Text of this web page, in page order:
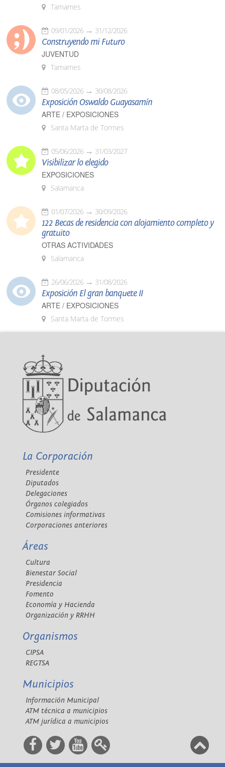
Tamames
09/01/2026 31/12/2026
Construyendo mi Futuro
JUVENTUD
Tamames
08/05/2026 30/08/2026
Exposición Oswaldo Guayasamín
ARTE / EXPOSICIONES
Santa Marta de Tormes
05/06/2026 31/03/2027
Visibilizar lo elegido
EXPOSICIONES
Salamanca
01/07/2026 30/09/2026
122 Becas de residencia con alojamiento completo y
gratuito
OTRAS ACTIVIDADES
Salamanca
26/06/2026 31/08/2026
Exposición El gran banquete II
ARTE / EXPOSICIONES
Santa Marta de Tormes
La Corporación
Presidente
Diputados
Delegaciones
Órganos colegiados
Comisiones informativas
Corporaciones anteriores
Áreas
Cultura
Bienestar Social
Presidencia
Fomento
Economía y Hacienda
Organización y RRHH
Organismos
CIPSA
REGTSA
Municipios
Información Municipal
ATM técnica a municipios
ATM jurídica a municipios